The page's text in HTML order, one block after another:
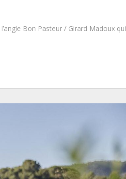
Bon Pasteur / Girard Madoux qui